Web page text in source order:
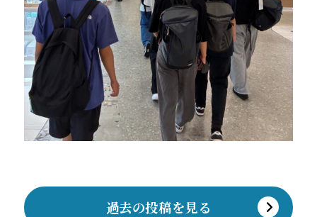
過去の投稿を見る